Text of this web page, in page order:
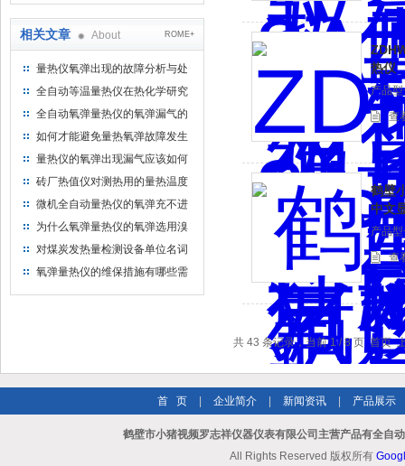
相关文章 About ROME+
量热仪氧弹出现的故障分析与处
理方案
全自动等温量热仪在热化学研究
中的应用
全自动氧弹量热仪的氧弹漏气的
原因是什么
如何才能避免量热氧弹故障发生
量热仪的氧弹出现漏气应该如何
处理
砖厂热值仪对测热用的量热温度
计有什么技术要求？
微机全自动量热仪的氧弹充不进
气或放不出怎么办
为什么氧弹量热仪的氧弹选用溴
铬或溴铬相合的金刚制成？
对煤炭发热量检测设备单位名词
的解释
氧弹量热仪的维保措施有哪些需
热仪
产品型
查
鹤壁
中文
产品型号
查
共 43 条记录，当前 1 / 8 页 首页
首 页 企业简介 新闻资讯 产品展示
鹤壁市小猪视频罗志祥仪器仪表有限公司主营产品有全自
All Rights Reserved 版权所有